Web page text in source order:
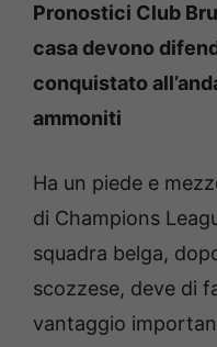
Pronostici Club
casa devono
conquistato
ammoniti
Ha un piede e
di Champions
squadra belga,
scozzese, deve di
vantaggio